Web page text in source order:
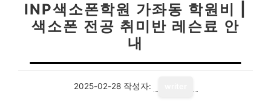
INP색소폰학원 가좌동 학원비 |
색소폰 전공 취미반 레슨료 안
내
2025-02-28 작성자: